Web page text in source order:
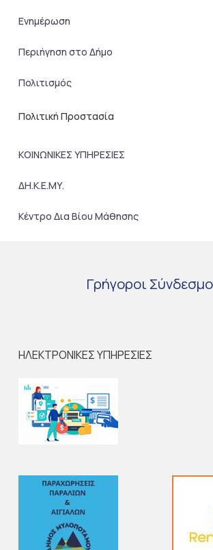
Ενημέρωση
Περιήγηση στο Δήμο
Πολιτισμός
Πολιτική Προστασία
ΚΟΙΝΩΝΙΚΕΣ ΥΠΗΡΕΣΙΕΣ
ΔΗ.Κ.Ε.ΜΥ.
Κέντρο Δια Βίου Μάθησης
Γρήγοροι
ΗΛΕΚΤΡΟΝΙΚΕΣ ΥΠΗΡΕΣΙΕΣ